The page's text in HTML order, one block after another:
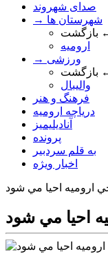
صدای شهروند
→ شهرستان ها
←
ارومیه
→ ورزشی
←
والیبال
فرهنگ و هنر
دریاچه ارومیه
آنادیلیمیز
پرونده
به قلم سردبیر
اخبار ویژه
اروميه احيا مي شود
احيا مي شود